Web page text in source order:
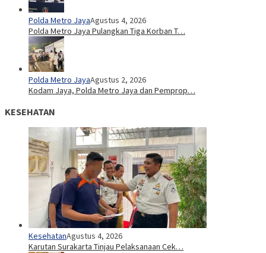
Polda Metro JayaAgustus 4, 2026
Polda Metro Jaya Pulangkan Tiga Korban T…
Polda Metro JayaAgustus 2, 2026
Kodam Jaya, Polda Metro Jaya dan Pemprop…
KESEHATAN
KesehatanAgustus 4, 2026
Karutan Surakarta Tinjau Pelaksanaan Cek…